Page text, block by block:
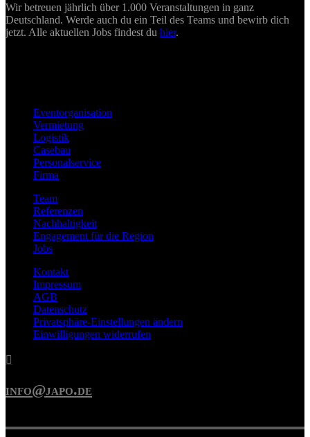
Wir betreuen jährlich über 1.000 Veranstaltungen in ganz
Deutschland. Werde auch du ein Teil des Teams und bewirb dich
jetzt. Alle aktuellen Jobs findest du hier.
Eventorganisation
Vermietung
Logistik
Casebau
Personalservice
Firma
Team
Referenzen
Nachhaltigkeit
Engagement für die Region
Jobs
Kontakt
Impressum
AGB
Datenschutz
Privatsphäre-Einstellungen ändern
Einwilligungen widerrufen

info@japo.de